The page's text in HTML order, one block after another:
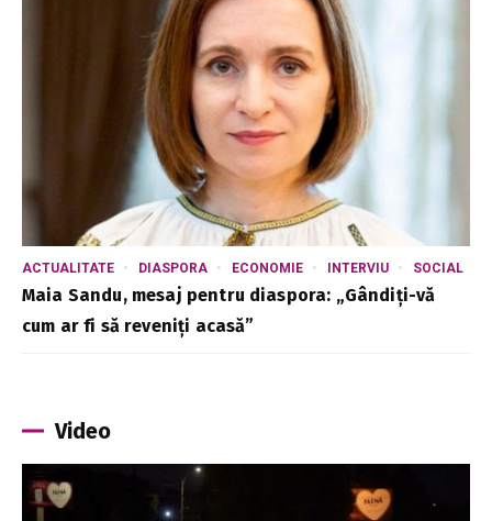
ACTUALITATE DIASPORA ECONOMIE INTERVIU SOCIAL
Maia Sandu, mesaj pentru diaspora: „Gândiți-vă
cum ar fi să reveniți acasă”
Video